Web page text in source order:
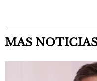
MAS